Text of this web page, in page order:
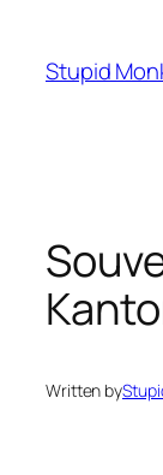
content
Stupid
Written by